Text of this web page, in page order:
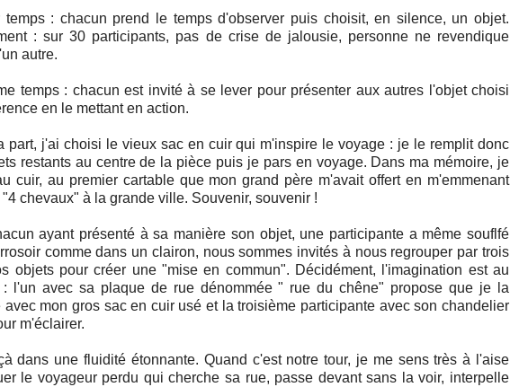
temps : chacun prend le temps d'observer puis choisit, en silence, un objet.
: sur 30 participants, pas de crise de jalousie, personne ne revendique
autre.
temps : chacun est invité à se lever pour présenter aux autres l'objet choisi
en le mettant en action.
part, j'ai choisi le vieux sac en cuir qui m'inspire le voyage : je le remplit donc
restants au centre de la pièce puis je pars en voyage. Dans ma mémoire, je
cuir, au premier cartable que mon grand père m'avait offert en m'emmenant
chevaux" à la grande ville. Souvenir, souvenir !
ayant présenté à sa manière son objet, une participante a même souflfé
comme dans un clairon, nous sommes invités à nous regrouper par trois
objets pour créer une "mise en commun". Décidément, l'imagination est au
: l'un avec sa plaque de rue dénommée " rue du chêne" propose que je la
avec mon gros sac en cuir usé et la troisième participante avec son chandelier
m'éclairer.
dans une fluidité étonnante. Quand c'est notre tour, je me sens très à l'aise
le voyageur perdu qui cherche sa rue, passe devant sans la voir, interpelle